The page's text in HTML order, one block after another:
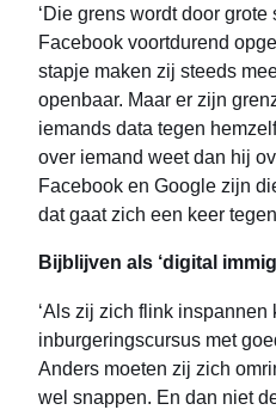
‘Die grens wordt door
Facebook voortdurend
stapje maken zij steeds
openbaar. Maar er zijn
iemands data tegen
over iemand weet dan hij
Facebook en Google zijn
dat gaat zich een keer
Bijblijven als ‘digital
‘Als zij zich flink
inburgeringscursus met
Anders moeten zij zich
wel snappen. En dan niet